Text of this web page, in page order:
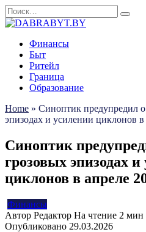
Перейти
к
Search
for:
Финансы
Быт
Ритейл
Граница
Образование
Home » Синоптик предупредил
эпизодах и усилении циклонов в
Синоптик
грозовых эпизодах и
циклонов в апреле
Финансы
Автор Редактор На чтение 2 мин
Опубликовано 29.03.2026